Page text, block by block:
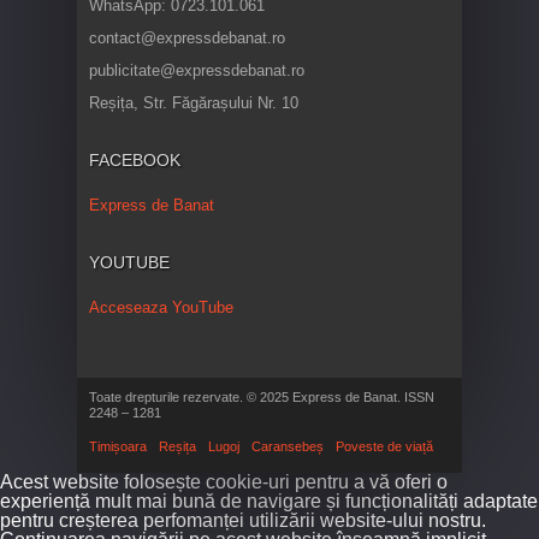
WhatsApp: 0723.101.061
contact@expressdebanat.ro
publicitate@expressdebanat.ro
Reșița, Str. Făgărașului Nr. 10
FACEBOOK
Express de Banat
YOUTUBE
Acceseaza YouTube
Toate drepturile rezervate. © 2025 Express de Banat. ISSN
2248 – 1281
Timișoara Reșița Lugoj Caransebeș Poveste de viață
Acest website folosește cookie-uri pentru a vă oferi o
experiență mult mai bună de navigare și funcționalități adaptate
pentru creșterea perfomanței utilizării website-ului nostru.